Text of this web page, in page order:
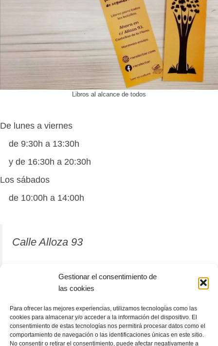
Gestionar el consentimiento de
las cookies
Para ofrecer las mejores experiencias, utilizamos tecnologías como las
cookies para almacenar y/o acceder a la información del dispositivo. El
consentimiento de estas tecnologías nos permitirá procesar datos como el
comportamiento de navegación o las identificaciones únicas en este sitio.
No consentir o retirar el consentimiento, puede afectar negativamente a
Libros al alcance de todos
De lunes a viernes
de 9:30h a 13:30h
y de 16:30h a 20:30h
Los sábados
de 10:00h a 14:00h
Calle Alloza 93
12001 Castellón de la Plana
964 81 37 63